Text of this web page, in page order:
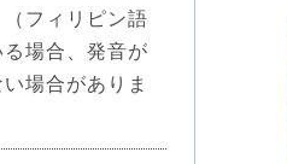
フィリピン語
場合、発音が
場合がありま